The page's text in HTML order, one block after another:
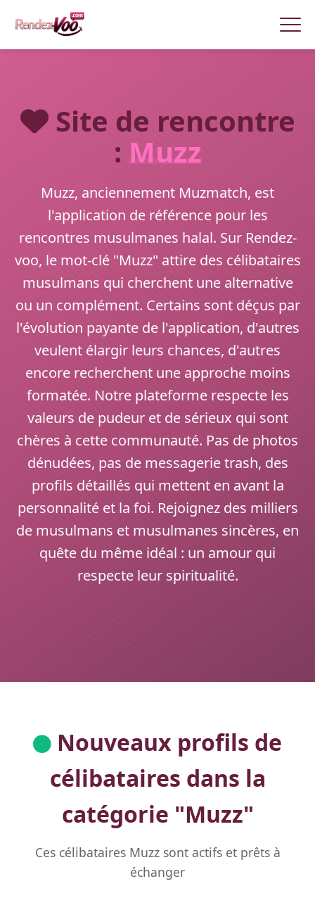
Site de rencontre
: Muzz
Muzz, anciennement Muzmatch, est
l'application de référence pour les
rencontres musulmanes halal. Sur Rendez-
voo, le mot-clé "Muzz" attire des célibataires
musulmans qui cherchent une alternative
ou un complément. Certains sont déçus par
l'évolution payante de l'application, d'autres
veulent élargir leurs chances, d'autres
encore recherchent une approche moins
formatée. Notre plateforme respecte les
valeurs de pudeur et de sérieux qui sont
chères à cette communauté. Pas de photos
dénudées, pas de messagerie trash, des
profils détaillés qui mettent en avant la
personnalité et la foi. Rejoignez des milliers
de musulmans et musulmanes sincères, en
quête du même idéal : un amour qui
respecte leur spiritualité.
Nouveaux profils de
célibataires dans la
catégorie "Muzz"
Ces célibataires Muzz sont actifs et prêts à
échanger